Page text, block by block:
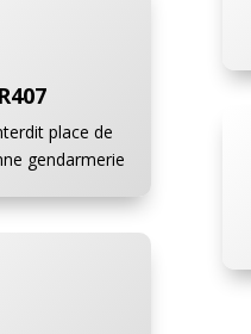
place de
gendarmerie